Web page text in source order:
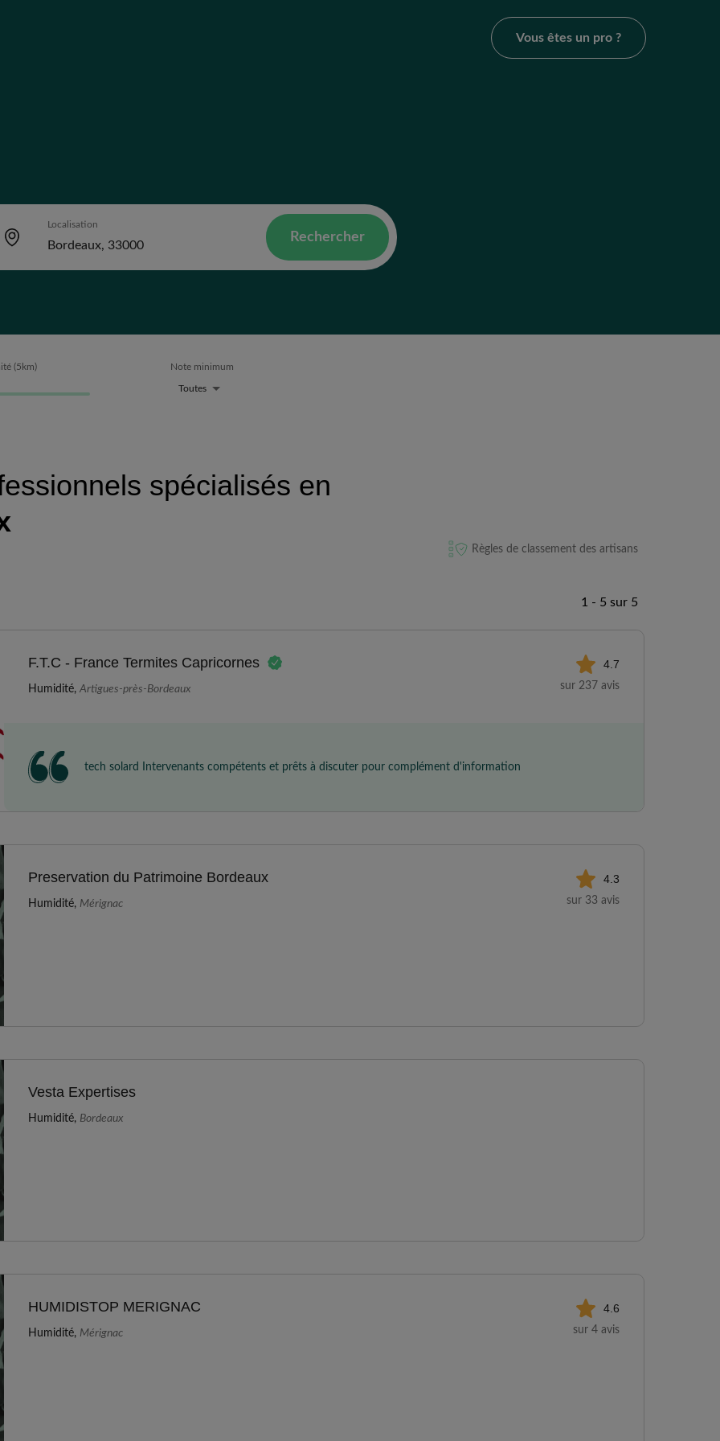
Vous êtes un pro ?
Localisation
Rechercher
(5 km) Note minimum
Toutes
spécialisés en
Règles de classement des artisans
1 - 5 sur 5
F.T.C - France Termites Capricornes
Humidité, Artigues-près-Bordeaux
4.7
sur 237 avis
tech solard Intervenants compétents et prêts à discuter pour complément d'information
Preservation du Patrimoine Bordeaux
Humidité, Mérignac
4.3
sur 33 avis
Vesta Expertises
Humidité, Bordeaux
HUMIDISTOP MERIGNAC
Humidité, Mérignac
4.6
sur 4 avis